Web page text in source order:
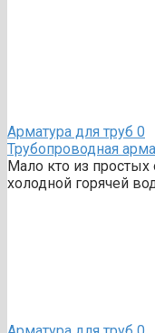
Арматура для труб 0
Трубопроводная
Мало кто из
холодной горячей